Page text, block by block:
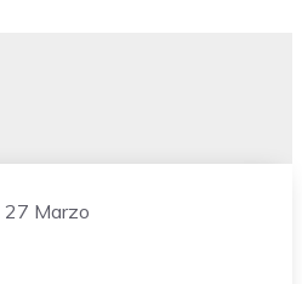
27 Marzo